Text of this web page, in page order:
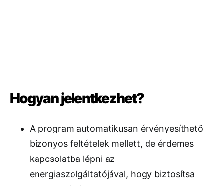
Hogyan jelentkezhet?
A program automatikusan érvényesíthető
bizonyos feltételek mellett, de érdemes
kapcsolatba lépni az
energiaszolgáltatójával, hogy biztosítsa